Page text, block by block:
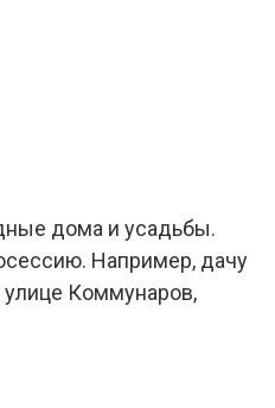
дома и усадьбы.
Например, дачу
улице Коммунаров,